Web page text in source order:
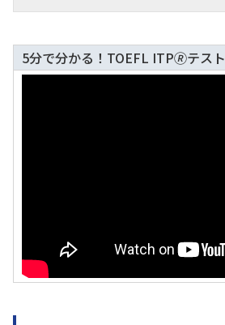
5分で分かる！TOEFL ITP🄬テスト